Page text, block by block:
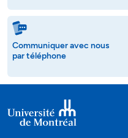
Communiquer avec nous
par téléphone